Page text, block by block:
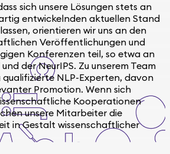
sich unsere Lösungen stets an
entwickelnden aktuellen Stand
orientieren wir uns an den
Veröffentlichungen und
Konferenzen teil, so etwa an
der NeurIPS. Zu unserem Team
NLP-Experten, davon
Promotion. Wenn sich
Kooperationen
unsere Mitarbeiter die
in Gestalt wissenschaftlicher